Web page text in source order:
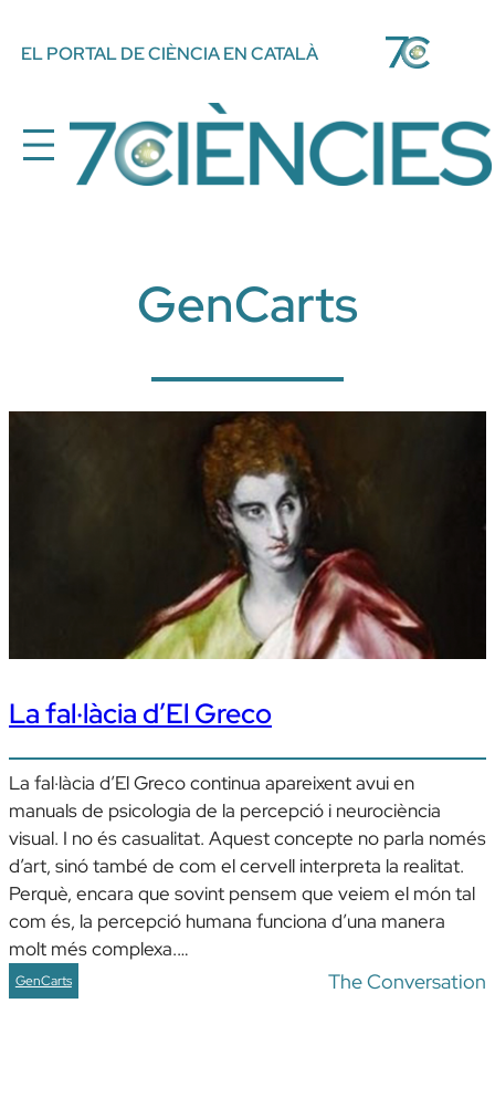
EL PORTAL DE CIÈNCIA EN CATALÀ
GenCarts
La fal·làcia d’El Greco
La fal·làcia d’El Greco continua apareixent avui en
manuals de psicologia de la percepció i neurociència
visual. I no és casualitat. Aquest concepte no parla només
d’art, sinó també de com el cervell interpreta la realitat.
Perquè, encara que sovint pensem que veiem el món tal
com és, la percepció humana funciona d’una manera
molt més complexa.…
GenCarts The Conversation